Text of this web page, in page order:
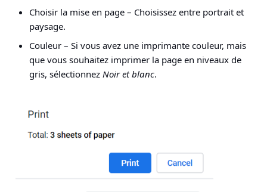
Choisir la mise en page– Choisissez entre portrait et
paysage.
Couleur– Si vous avez une imprimante couleur, mais
que vous souhaitez imprimer la page en niveaux de
gris, sélectionnez Noir et blanc.